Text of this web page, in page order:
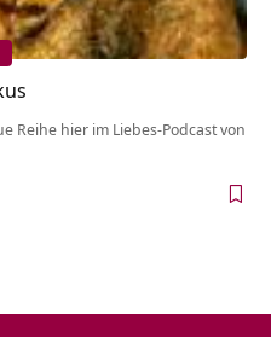
Reihe hier im Liebes-Podcast von